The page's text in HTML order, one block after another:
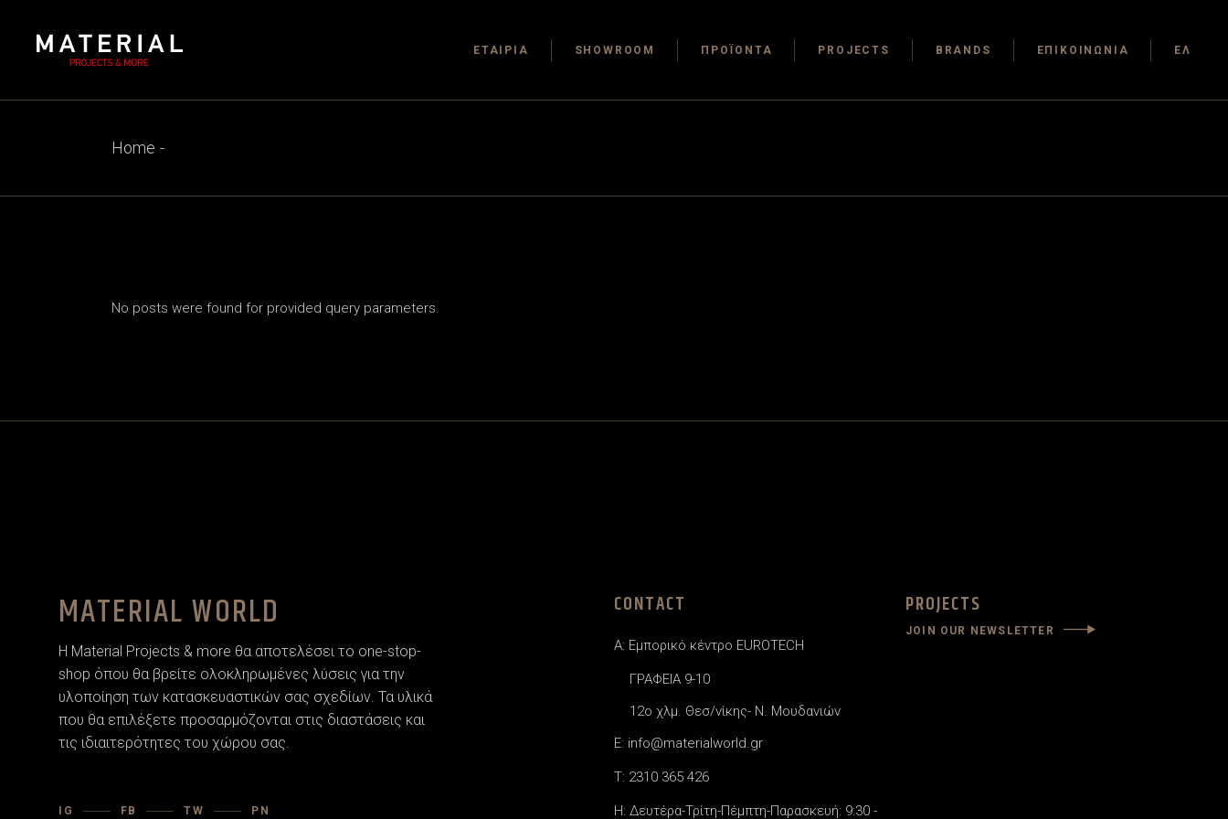
content
ΕΤΑΙΡΙΑ SHOWROOM ΠΡΟΪΟΝΤΑ PROJECTS BRANDS ΕΠΙΚΟΙΝΩΝΙΑ ΕΛ
Home
No posts were found for provided query parameters.
MATERIAL WORLD
Η Material Projects & more θα αποτελέσει το one-stop-
shop όπου θα βρείτε ολοκληρωμένες λύσεις για την
υλοποίηση των κατασκευαστικών σας σχεδίων. Τα υλικά
που θα επιλέξετε προσαρµόζονται στις διαστάσεις και
τις ιδιαιτερότητες του χώρου σας.
IG FB TW PN
CONTACT
A: Εμπορικό κέντρο EUROTECH
ΓΡΑΦΕΙΑ 9-10
12o χλμ. Θεσ/νίκης- Ν. Μουδανιών
E: info@materialworld.gr
T: 2310 365 426
H: Δευτέρα-Τρίτη-Πέμπτη-Παρασκευή: 9:30 -
PROJECTS
JOIN OUR NEWSLETTER